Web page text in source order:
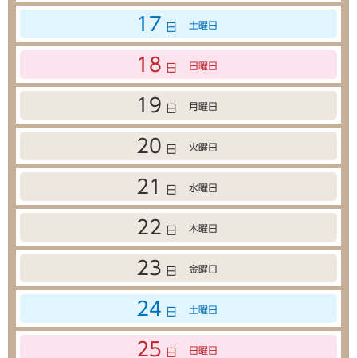
17 日 土曜日
18 日 日曜日
19 日 月曜日
20 日 火曜日
21 日 水曜日
22 日 木曜日
23 日 金曜日
24 日 土曜日
25 日 日曜日